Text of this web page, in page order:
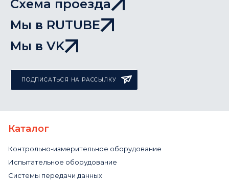
Схема проезда
Мы в RUTUBE
Мы в VK
ПОДПИСАТЬСЯ НА РАССЫЛКУ
Каталог
Контрольно-измерительное оборудование
Испытательное оборудование
Системы передачи данных